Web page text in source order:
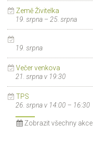
Země Živitelka
19. srpna – 25. srpna
19. srpna
Večer venkova
21. srpna v 19:30
TPS
26. srpna v 14:00 – 16:30
Zobrazit všechny akce